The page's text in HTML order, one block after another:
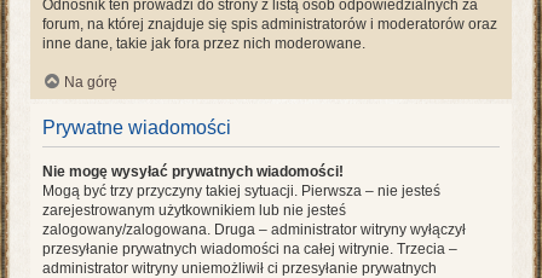
Odnośnik ten prowadzi do strony z listą osób odpowiedzialnych za
forum, na której znajduje się spis administratorów i moderatorów oraz
inne dane, takie jak fora przez nich moderowane.
Na górę
Prywatne wiadomości
Nie mogę wysyłać prywatnych wiadomości!
Mogą być trzy przyczyny takiej sytuacji. Pierwsza – nie jesteś
zarejestrowanym użytkownikiem lub nie jesteś
zalogowany/zalogowana. Druga – administrator witryny wyłączył
przesyłanie prywatnych wiadomości na całej witrynie. Trzecia –
administrator witryny uniemożliwił ci przesyłanie prywatnych